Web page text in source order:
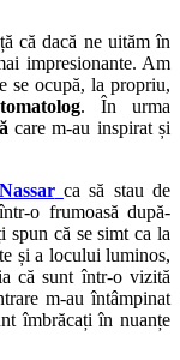
că dacă ne uităm în
impresionante. Am
se ocupă, la propriu,
. În urma
care m-au inspirat și
ca să stau de
într-o frumoasă după-
că se simt ca la
și a locului luminos,
că sunt într-o vizită
m-au întâmpinat
îmbrăcați în nuanțe